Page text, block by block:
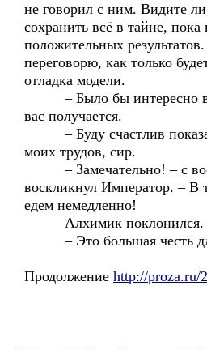
не говорил с ним. Видите
сохранить всё в тайне,
положительных
переговорю, как только
отладка модели.
– Было бы интересно
вас получается.
– Буду счастлив
моих трудов, сир.
– Замечательно! – с
воскликнул Император. – В
едем немедленно!
Алхимик поклонился.
– Это большая честь
Продолжение http://proza.ru/